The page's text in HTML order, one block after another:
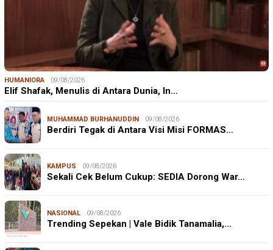
HUMANIORA 09/08/2026
Elif Shafak, Menulis di Antara Dunia, In…
MUHAMMAD BURHANUDDIN 09/08/2026
Berdiri Tegak di Antara Visi Misi FORMAS…
KAMPUS 09/08/2026
Sekali Cek Belum Cukup: SEDIA Dorong War…
NASIONAL 09/08/2026
Trending Sepekan | Vale Bidik Tanamalia,…